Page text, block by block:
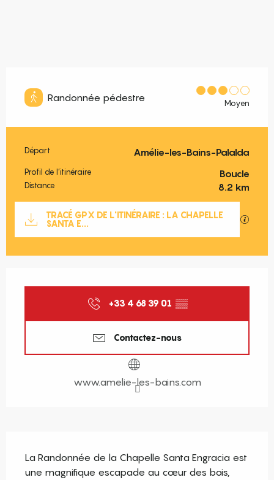
Randonnée pédestre Moyen
Informations pratiques
Départ Amélie-les-Bains-Palalda
Profil de l’itinéraire Boucle
Distance 8.2 km
Documentation
TRACÉ GPX DE L'ITINÉRAIRE : LA CHAPELLE
SANTA E...
+33 4 68 39 01 ▒▒
Contactez-nous
www.amelie-les-bains.com
La Randonnée de la Chapelle Santa Engracia est
une magnifique escapade au cœur des bois,